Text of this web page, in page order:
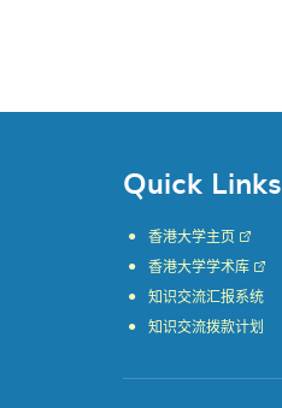
Quick Links
香港大学主页
香港大学学术库
知识交流汇报系统
知识交流拨款计划